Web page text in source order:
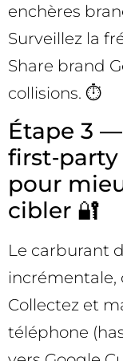
enchères
Surveillez la
Share brand
collisions. ⏱️
Étape 3
pour
cibler 🔐
Le carburant
incrémentale,
Collectez et
téléphone